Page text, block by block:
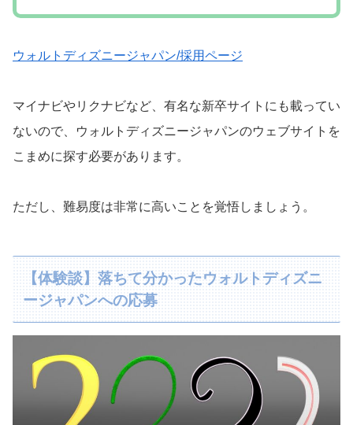
ウォルトディズニージャパン/採用ページ
マイナビやリクナビなど、有名な新卒サイトにも載ってい
ないので、ウォルトディズニージャパンのウェブサイトを
こまめに探す必要があります。
ただし、難易度は非常に高いことを覚悟しましょう。
【体験談】落ちて分かったウォルトディズニ
ージャパンへの応募